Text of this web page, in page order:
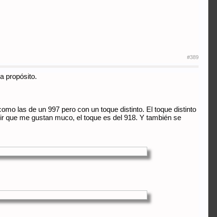
#389
propósito.
las de un 997 pero con un toque distinto. El toque distinto
que me gustan muco, el toque es del 918. Y también se